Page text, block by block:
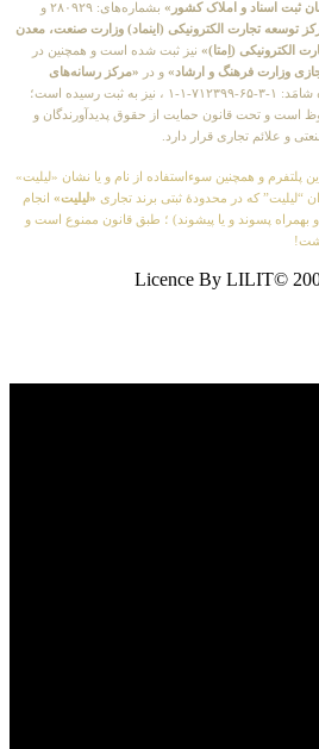
ثبت اسناد و املاک کشور»
بشماره‌های: ۲۸۰۹۲۹ و
توسعه تجارت الکترونیکی (اینماد) وزارت صنعت، معدن
الکترونیکی (اِمتا)» نیز ثبت شده است و همچنین در
وزارت فرهنگ و ارشاد» و در «مرکز رسانه‌های
بشماره شامَد: ۱-۳-۶۵-۷۱۲۳۹۹-۱-۱ ، نیز به ثبت رسیده است؛
است و تحت قانون حمایت از حقوق پدیدآورندگان و
و علائم تجاری قرار دارد.
پلتفرم و همچنین سوءاستفاده از نام و یا نشان «لیلیت»
“لیلیت” که در محدودهٔ ثبتی برند تجاری «لیلیت» انجام
بهمراه پسوند و یا پیشوند) ؛ طبق قانون ممنوع است و
Licence By LILIT©